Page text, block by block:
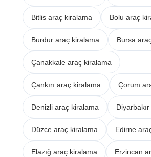
Bitlis araç kiralama Bolu araç
Burdur araç kiralama Bursa
Çanakkale araç kiralama
Çankırı araç kiralama Çorum
Denizli araç kiralama
Düzce araç kiralama Edirne
Elazığ araç kiralama Erzincan